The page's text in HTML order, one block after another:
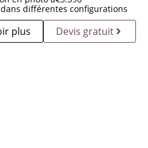
différentes configurations
plus Devis gratuit